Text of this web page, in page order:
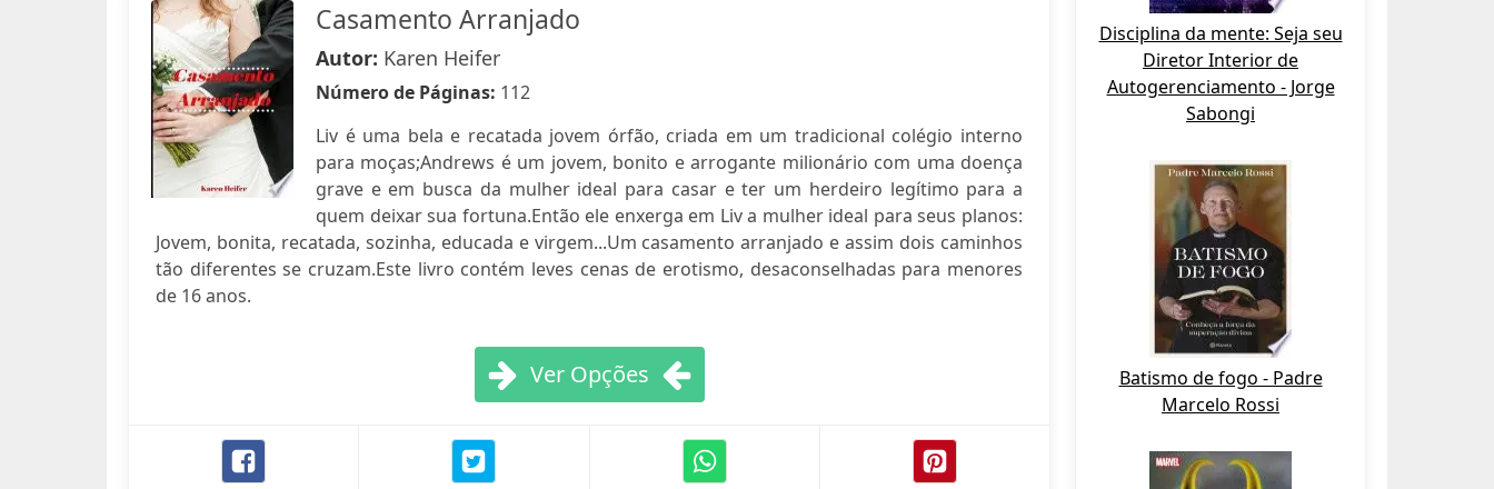
Casamento Arranjado
Autor: Karen Heifer
Número de Páginas: 112
Liv é uma bela e recatada jovem órfão, criada em um tradicional colégio interno
para moças;Andrews é um jovem, bonito e arrogante milionário com uma doença
grave e em busca da mulher ideal para casar e ter um herdeiro legítimo para a
quem deixar sua fortuna.Então ele enxerga em Liv a mulher ideal para seus planos:
Jovem, bonita, recatada, sozinha, educada e virgem...Um casamento arranjado e assim dois caminhos
tão diferentes se cruzam.Este livro contém leves cenas de erotismo, desaconselhadas para menores
de 16 anos.
Ver Opções
Disciplina da mente: Seja seu
Diretor Interior de
Autogerenciamento - Jorge
Sabongi
Batismo de fogo - Padre
Marcelo Rossi